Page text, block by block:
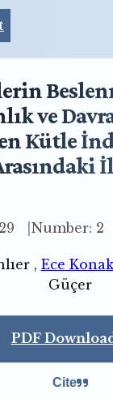
ve
Kütle
Number: 2
, Ece
Güçer
PDF
Cite